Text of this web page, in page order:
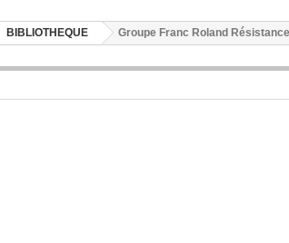
BIBLIOTHEQUE Groupe Franc Roland